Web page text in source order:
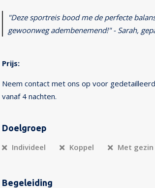
"Deze sportreis bood me de perfecte
gewoonweg adembenemend!" - Sarah,
Prijs:
Neem contact met ons op voor
vanaf 4 nachten.
Doelgroep
Individeel
Koppel Met gezin
Begeleiding